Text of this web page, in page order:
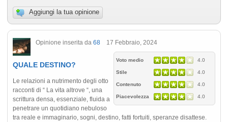
Aggiungi la tua opinione
Opinione inserita da 68 17 Febbraio, 2024
Voto medio 4.0
Stile 4.0
Contenuto 4.0
Piacevolezza 4.0
QUALE DESTINO?
Le relazioni a nutrimento degli otto
racconti di “ La vita altrove “, una
scrittura densa, essenziale, fluida a
penetrare un quotidiano nebuloso
tra reale e immaginario, sogni, destino, fatti fortuiti, speranze disattese.